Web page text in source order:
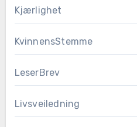
Kjærlighet
KvinnensStemme
LeserBrev
Livsveiledning